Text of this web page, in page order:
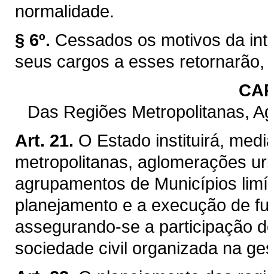
normalidade.
§ 6º. Cessados os motivos da
seus cargos a esses
Das Regiões Metropolitanas,
Art. 21. O Estado instituirá,
metropolitanas, aglomerações
agrupamentos de Municípios
planejamento e a execução de
assegurando-se a participação
sociedade civil organizada na